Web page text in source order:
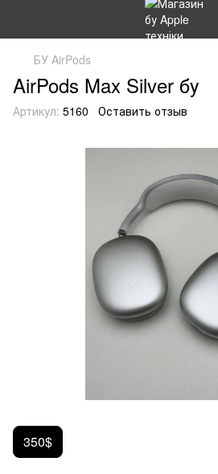
БУ AirPods
AirPods Max Silver бу
Артикул: 5160 Оставить отзыв
350$